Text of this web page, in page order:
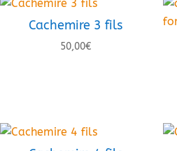
Cachemire 3 fils
50,00€